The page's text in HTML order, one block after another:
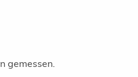
gemessen.